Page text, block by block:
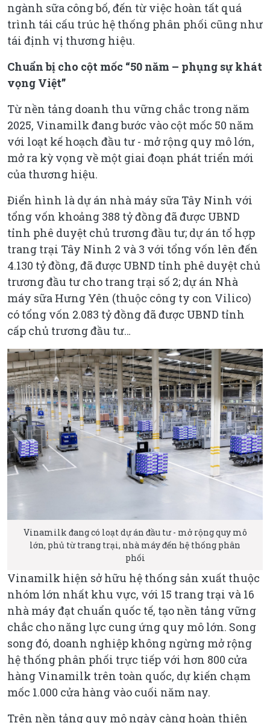
ngành sữa công bố, đến từ việc hoàn tất quá
trình tái cấu trúc hệ thống phân phối cũng như
tái định vị thương hiệu.
Chuẩn bị cho cột mốc “50 năm – phụng sự khát
vọng Việt”
Từ nền tảng doanh thu vững chắc trong năm
2025, Vinamilk đang bước vào cột mốc 50 năm
với loạt kế hoạch đầu tư - mở rộng quy mô lớn,
mở ra kỳ vọng về một giai đoạn phát triển mới
của thương hiệu.
Điển hình là dự án nhà máy sữa Tây Ninh với
tổng vốn khoảng 388 tỷ đồng đã được UBND
tỉnh phê duyệt chủ trương đầu tư; dự án tổ hợp
trang trại Tây Ninh 2 và 3 với tổng vốn lên đến
4.130 tỷ đồng, đã được UBND tỉnh phê duyệt chủ
trương đầu tư cho trang trại số 2; dự án Nhà
máy sữa Hưng Yên (thuộc công ty con Vilico)
có tổng vốn 2.083 tỷ đồng đã được UBND tỉnh
cấp chủ trương đầu tư…
Vinamilk đang có loạt dự án đầu tư - mở rộng quy mô
lớn, phủ từ trang trại, nhà máy đến hệ thống phân
phối
Vinamilk hiện sở hữu hệ thống sản xuất thuộc
nhóm lớn nhất khu vực, với 15 trang trại và 16
nhà máy đạt chuẩn quốc tế, tạo nền tảng vững
chắc cho năng lực cung ứng quy mô lớn. Song
song đó, doanh nghiệp không ngừng mở rộng
hệ thống phân phối trực tiếp với hơn 800 cửa
hàng Vinamilk trên toàn quốc, dự kiến chạm
mốc 1.000 cửa hàng vào cuối năm nay.
Trên nền tảng quy mô ngày càng hoàn thiện